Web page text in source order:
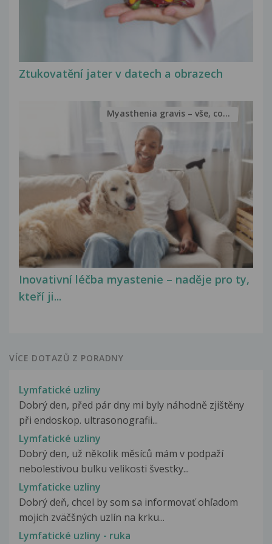
Ztukovatění jater v datech a obrazech
Inovativní léčba myastenie – naděje pro ty,
kteří ji...
Myasthenia gravis – vše, co...
VÍCE DOTAZŮ Z PORADNY
Lymfatické uzliny
Dobrý den, před pár dny mi byly náhodně zjištěny
při endoskop. ultrasonografii...
Lymfatické uzliny
Dobrý den, už několik měsíců mám v podpaží
nebolestivou bulku velikosti švestky...
Lymfaticke uzliny
Dobrý deň, chcel by som sa informovať ohľadom
mojich zväčšných uzlín na krku...
Lymfatické uzliny - ruka